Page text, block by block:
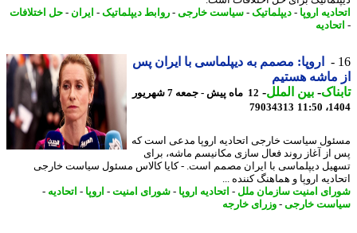
اروپا - دیپلماتیک-سیاست خارجی-روابط دیپلماتیک-ایران -
حل اختلافات
اروپا: مصمم به دیپلماسی با ایران پس
ماشه هستیم
-بین الملل-
12 ماه پیش - جمعه 7 شهریور
79034313
سیاست خارجی اتحادیه اروپا مدعی است که
آغاز روند فعال سازی مکانیسم ماشه، برای
دیپلماسی با ایران مصمم است. - کایا کالاس مسئول سیاست خارجی
اروپا و هماهنگ کننده ...
امنیت سازمان ملل -اتحادیه اروپا - شورای امنیت-اروپا - اتحادیه-
خارجی-وزرای خارجه